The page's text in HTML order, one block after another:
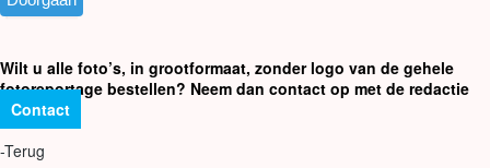
Wilt u alle foto’s, in grootformaat, zonder logo van de gehele
fotoreportage bestellen? Neem dan contact op met de redactie
Contact
-Terug